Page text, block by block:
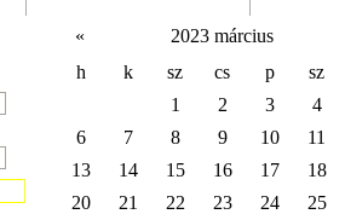
«
2023 március
h
k sz cs p
sz
1
2 3
4
6
7 8 9 10
11
13
14 15 16 17
18
20
21 22 23 24
25